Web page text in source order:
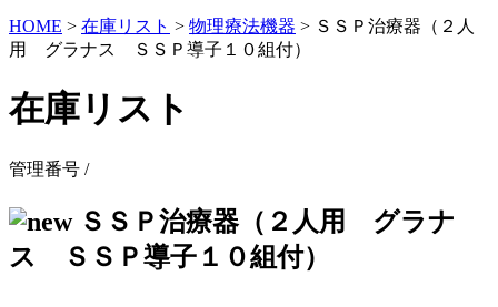
HOME > 在庫リスト > 物理療法機器 > ＳＳＰ治療器（２人
用 グラナス ＳＳＰ導子１０組付）
在庫リスト
管理番号 /
ＳＳＰ治療器（２人用 グラナ
ス ＳＳＰ導子１０組付）